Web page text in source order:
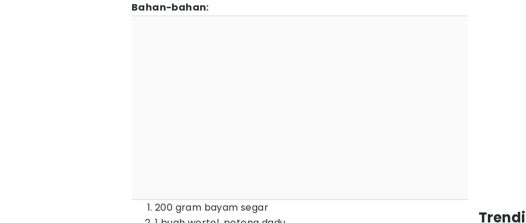
Bahan-bahan:
200 gram bayam segar